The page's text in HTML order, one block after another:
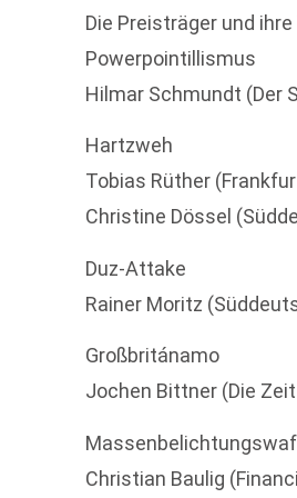
Die Preisträger und
Powerpointillismus
Hilmar Schmundt (Der
Hartzweh
Tobias Rüther
Christine Dössel
Duz-Attake
Rainer Moritz
Großbritánamo
Jochen Bittner (Die
Christian Baulig